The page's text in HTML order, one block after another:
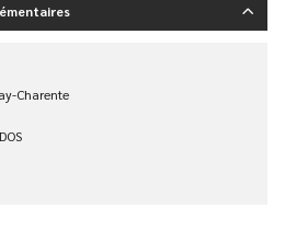
Charente